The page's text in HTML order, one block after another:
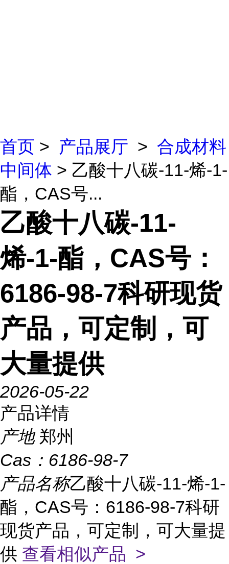
首页 > 产品展厅 > 合成材料
中间体 > 乙酸十八碳-11-烯-1-
酯，CAS号...
乙酸十八碳-11-
烯-1-酯，CAS号：
6186-98-7科研现货
产品，可定制，可
大量提供
2026-05-22
产品详情
产地 郑州
Cas： 6186-98-7
产品名称乙酸十八碳-11-烯-1-
酯，CAS号：6186-98-7科研
现货产品，可定制，可大量提
供 查看相似产品 >